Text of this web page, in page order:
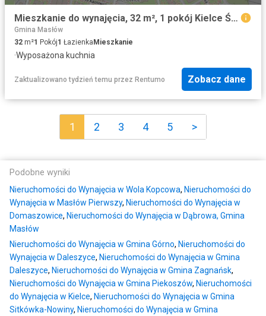
Mieszkanie do wynajęcia, 32 m², 1 pokój Kielce Ślichowice
Gmina Masłów
32 m²1 Pokój1 ŁazienkaMieszkanie
·Wyposażona kuchnia
Zaktualizowano tydzień temu przez Rentumo Zobacz dane
1 2 3 4 5 >
Podobne wyniki
Nieruchomości do Wynajęcia w Wola Kopcowa, Nieruchomości do
Wynajęcia w Masłów Pierwszy, Nieruchomości do Wynajęcia w
Domaszowice, Nieruchomości do Wynajęcia w Dąbrowa, Gmina
Masłów
Nieruchomości do Wynajęcia w Gmina Górno, Nieruchomości do
Wynajęcia w Daleszyce, Nieruchomości do Wynajęcia w Gmina
Daleszyce, Nieruchomości do Wynajęcia w Gmina Zagnańsk,
Nieruchomości do Wynajęcia w Gmina Piekoszów, Nieruchomości
do Wynajęcia w Kielce, Nieruchomości do Wynajęcia w Gmina
Sitkówka-Nowiny, Nieruchomości do Wynajęcia w Gmina